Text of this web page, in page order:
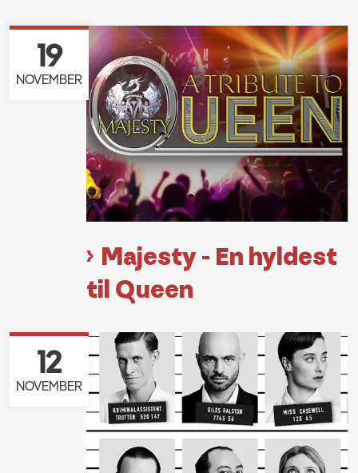
Majesty - En hyldest
til Queen
19
NOVEMBER
12
NOVEMBER